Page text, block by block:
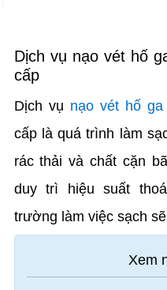
Dịch vụ nạo vét hố
cấp
Dịch vụ nạo vét hố ga
cấp là quá trình làm
rác thải và chất cặn
duy trì hiệu suất
trường làm việc sạch